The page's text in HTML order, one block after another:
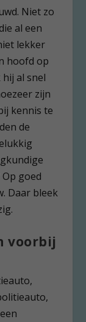
Niet zo
al een
lekker
hoofd op
al snel
zijn
kennis te
de
goed
Daar bleek
voorbij